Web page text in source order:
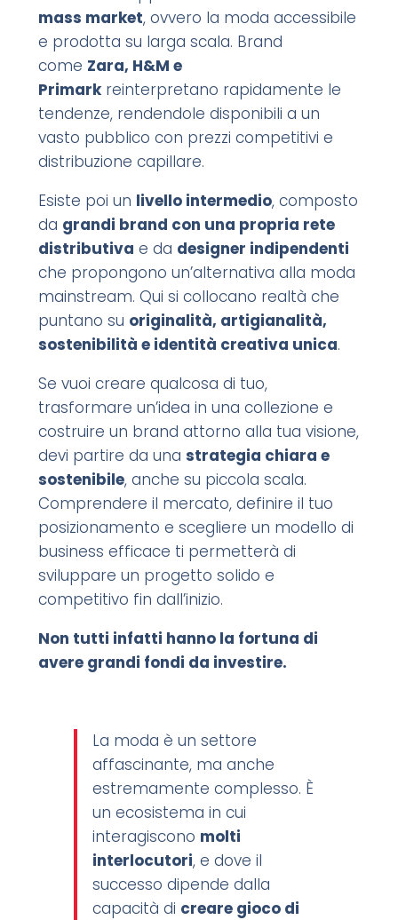
mass market, ovvero la moda accessibile
e prodotta su larga scala. Brand
come Zara, H&M e
Primarkreinterpretano rapidamente le
tendenze, rendendole disponibili a un
vasto pubblico con prezzi competitivi e
distribuzione capillare.
Esiste poi un livello intermedio, composto
da grandi brand con una propria rete
distributiva e da designer indipendenti
che propongono un’alternativa alla moda
mainstream. Qui si collocano realtà che
puntano su originalità, artigianalità,
sostenibilità e identità creativa unica.
Se vuoi creare qualcosa di tuo,
trasformare un’idea in una collezione e
costruire un brand attorno alla tua visione,
devi partire da una strategia chiara e
sostenibile, anche su piccola scala.
Comprendere il mercato, definire il tuo
posizionamento e scegliere un modello di
business efficace ti permetterà di
sviluppare un progetto solido e
competitivo fin dall’inizio.
Non tutti infatti hanno la fortuna di
avere grandi fondi da investire.
La moda è un settore
affascinante, ma anche
estremamente complesso. È
un ecosistema in cui
interagiscono molti
interlocutori, e dove il
successo dipende dalla
capacità di creare gioco di